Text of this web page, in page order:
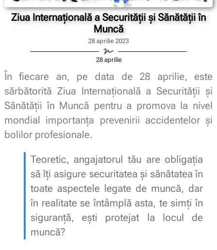
Ziua Internaţională a Securităţii şi Sănătăţii în
Muncă
28 aprilie 2023
28 aprilie
În fiecare an, pe data de 28 aprilie, este
sărbătorită Ziua Internațională a Securității și
Sănătății în Muncă pentru a promova la nivel
mondial importanța prevenirii accidentelor și
bolilor profesionale.
Teoretic, angajatorul tău are obligația
să îți asigure securitatea și sănătatea în
toate aspectele legate de muncă, dar
în realitate se întâmplă asta, te simți în
siguranță, ești protejat la locul de
muncă?